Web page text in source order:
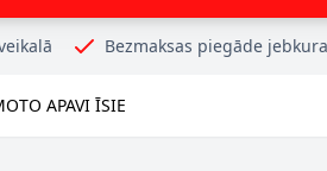
Bezmaksas piegāde
APAVI ĪSIE